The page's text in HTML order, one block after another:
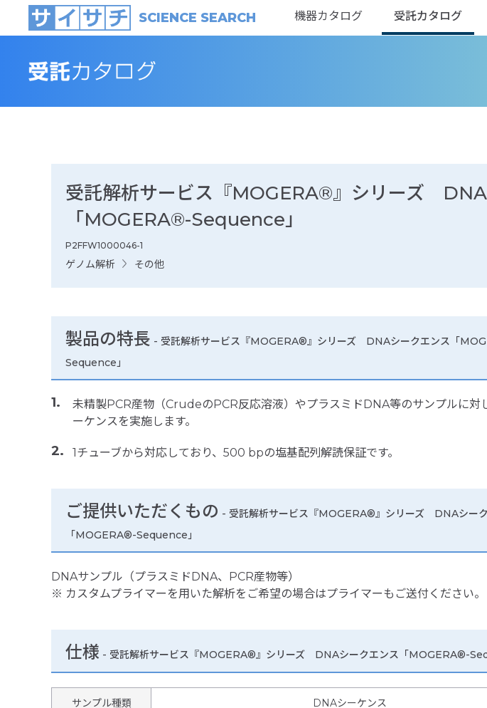
SCIENCE SEARCH 機器カタログ 受託カタログ
受託解析サービス『MOGERA®』シリーズ DNA
「MOGERA®-Sequence」
P2FFW1000046-1
ゲノム解析 その他
製品の特長 - 受託解析サービス『MOGERA®』シリーズ DNAシークエンス「
Sequence」
未精製PCR産物（CrudeのPCR反応溶液）やプラスミドDNA等のサンプルに対
ーケンスを実施します。
1チューブから対応しており、500 bpの塩基配列解読保証です。
ご提供いただくもの - 受託解析サービス『MOGERA®』シリーズ DNAシー
「MOGERA®-Sequence」
DNAサンプル（プラスミドDNA、PCR産物等）
※ カスタムプライマーを用いた解析をご希望の場合はプライマーもご送付ください。
仕様 - 受託解析サービス『MOGERA®』シリーズ DNAシークエンス「MOGERA®-
サンプル種類 DNAシーケンス